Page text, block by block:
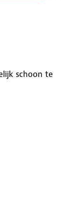
en
– thuis en
schoon te